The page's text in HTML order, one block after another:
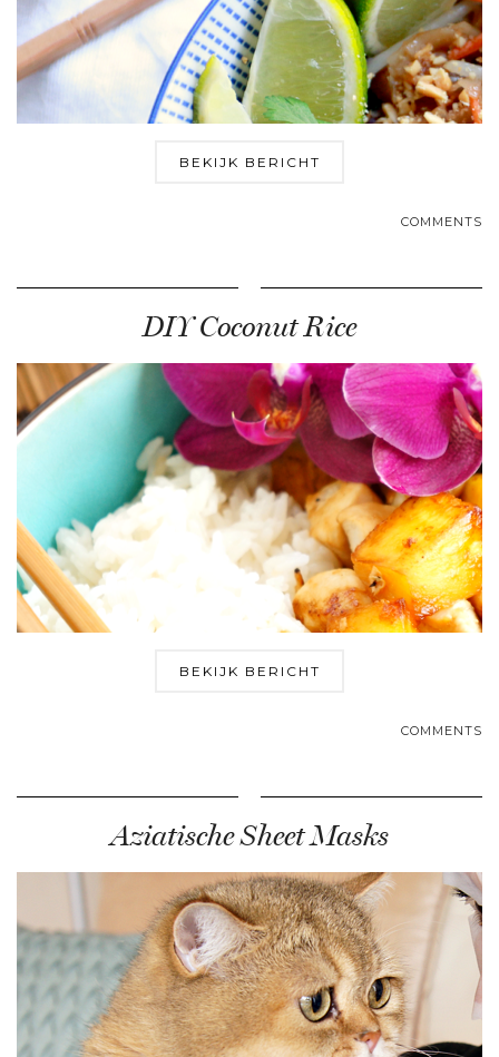
BEKIJK BERICHT
COMMENTS
DIY Coconut Rice
BEKIJK BERICHT
COMMENTS
Aziatische Sheet Masks